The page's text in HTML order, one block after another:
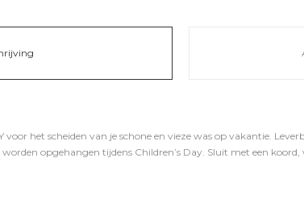
het scheiden van je schone en vieze was op vakantie.
opgehangen tijdens Children’s Day. Sluit met een